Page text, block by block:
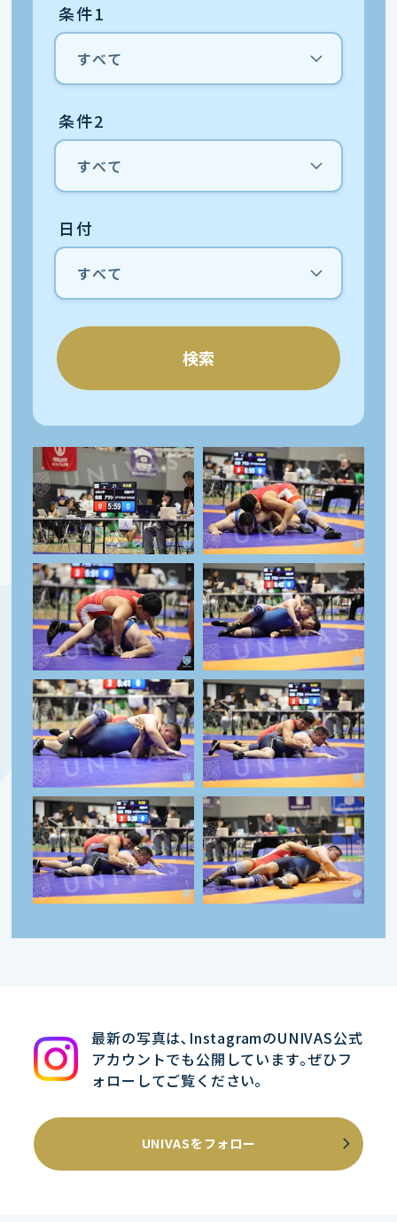
条件1
条件2
日付
検索
最新の写真は､InstagramのUNIVAS公式
アカウントでも公開しています｡ぜひフ
ォローしてご覧ください｡
UNIVASをフォロー